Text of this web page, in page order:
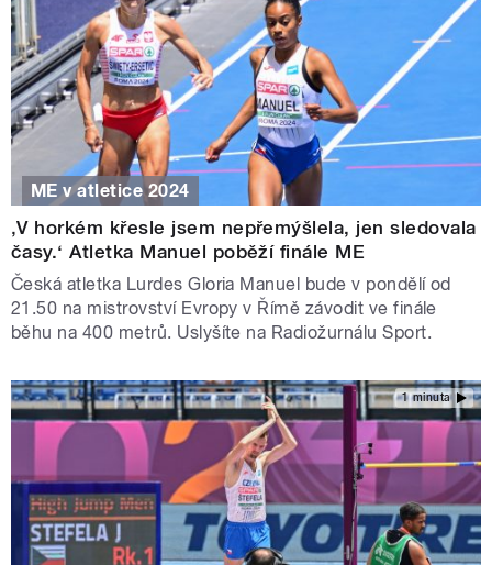
ME v atletice 2024
‚V horkém křesle jsem nepřemýšlela, jen sledovala
časy.‘ Atletka Manuel poběží finále ME
Česká atletka Lurdes Gloria Manuel bude v pondělí od
21.50 na mistrovství Evropy v Římě závodit ve finále
běhu na 400 metrů. Uslyšíte na Radiožurnálu Sport.
1 minuta